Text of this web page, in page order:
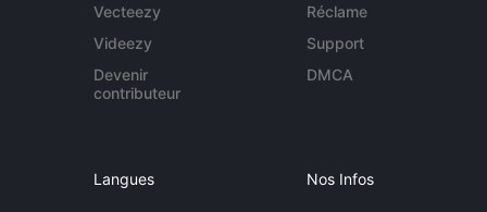
Vecteezy
Videezy
Devenir
contributeur
Réclame
Support
DMCA
Langues Nos Infos